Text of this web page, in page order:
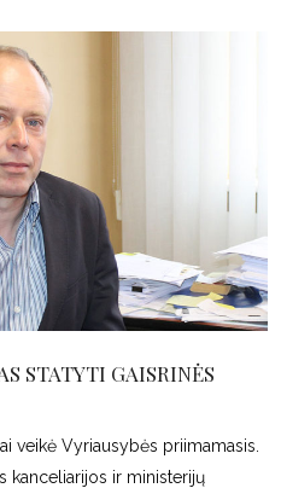
STATYTI GAISRINĖS
veikė Vyriausybės priimamasis.
kanceliarijos ir ministerijų